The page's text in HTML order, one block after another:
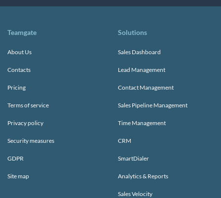
Teamgate
About Us
Contacts
Pricing
Terms of service
Privacy policy
Security measures
GDPR
Site map
Solutions
Sales Dashboard
Lead Management
Contact Management
Sales Pipeline Management
Time Management
CRM
SmartDialer
Analytics & Reports
Sales Velocity